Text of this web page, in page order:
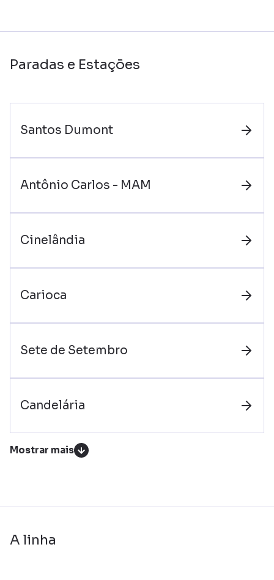
Paradas e Estações
Santos Dumont
Antônio Carlos - MAM
Cinelândia
Carioca
Sete de Setembro
Candelária
Mostrar mais
A linha